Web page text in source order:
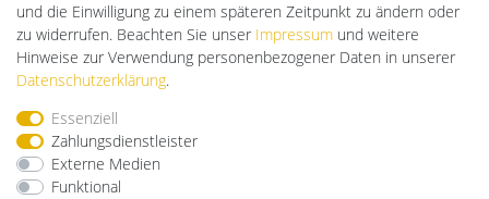
Impressum Daten­schutz­erklärung AGB
Barrierefreiheitserklärung
und die Einwilligung zu einem späteren Zeitpunkt zu ändern oder
zu widerrufen. Beachten Sie unser Impressum und weitere
Hinweise zur Verwendung personenbezogener Daten in unserer
Daten­schutz­erklärung.
Essenziell
Zahlungsdienstleister
Externe Medien
Funktional